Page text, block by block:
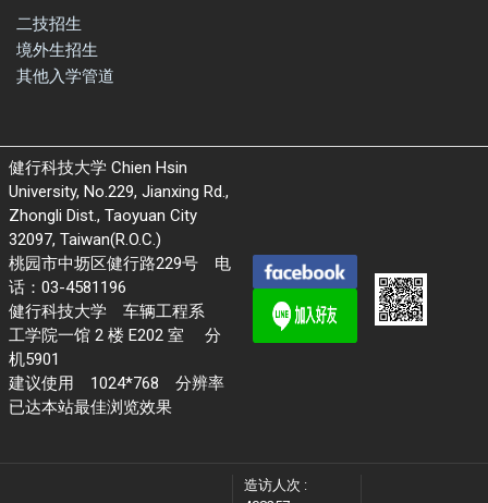
二技招生
境外生招生
其他入学管道
健行科技大学 Chien Hsin
University, No.229, Jianxing Rd.,
Zhongli Dist., Taoyuan City
32097, Taiwan(R.O.C.)
桃园市中坜区健行路229号 电
话：03-4581196
健行科技大学 车辆工程系
工学院一馆 2 楼 E202 室 分
机5901
建议使用 1024*768 分辨率
已达本站最佳浏览效果
造访人次 :